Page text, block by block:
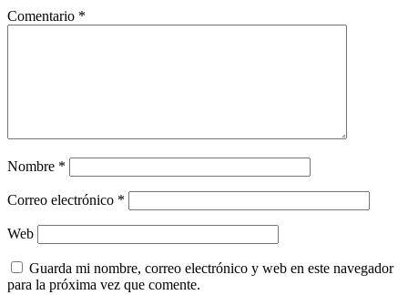
Comentario *
Nombre *
Correo electrónico *
Web
Guarda mi nombre, correo electrónico y web en este navegador
para la próxima vez que comente.